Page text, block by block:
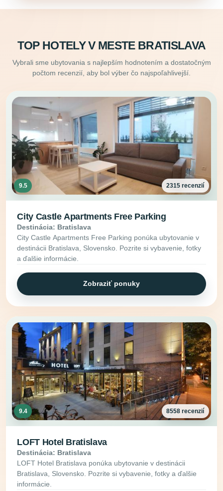
TOP HOTELY V MESTE BRATISLAVA
Vybrali sme ubytovania s najlepším hodnotením a dostatočným
počtom recenzií, aby bol výber čo najspoľahlivejší.
9.5 2315 recenzií
City Castle Apartments Free Parking
Destinácia: Bratislava
City Castle Apartments Free Parking ponúka ubytovanie v
destinácii Bratislava, Slovensko. Pozrite si vybavenie, fotky
a ďalšie informácie.
Zobraziť ponuky
9.4 8558 recenzií
LOFT Hotel Bratislava
Destinácia: Bratislava
LOFT Hotel Bratislava ponúka ubytovanie v destinácii
Bratislava, Slovensko. Pozrite si vybavenie, fotky a ďalšie
informácie.